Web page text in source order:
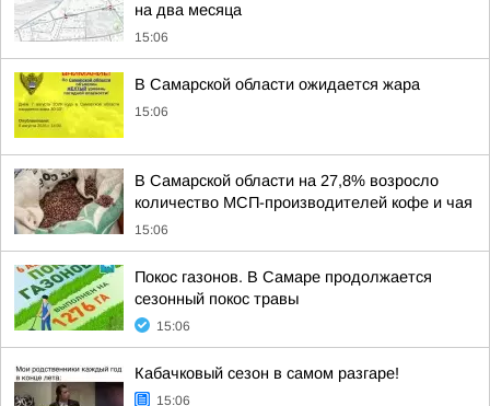
на два месяца
15:06
В Самарской области ожидается жара
15:06
В Самарской области на 27,8% возросло
количество МСП-производителей кофе и чая
15:06
Покос газонов. В Самаре продолжается
сезонный покос травы
15:06
Кабачковый сезон в самом разгаре!
15:06